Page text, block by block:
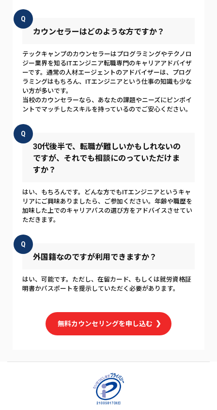
Q
カウンセラーはどのような方ですか？
テックキャンプのカウンセラーはプログラミングやテクノロ
ジー業界を知るITエンジニア転職専門のキャリアアドバイザ
ーです。通常の人材エージェントのアドバイザーは、プログ
ラミングはもちろん、ITエンジニアという仕事の知識も少な
い方が多いです。
当校のカウンセラーなら、あなたの課題やニーズにピンポイ
ントでマッチしたスキルを持っているのでご安心ください。
Q
30代後半で、転職が難しいかもしれないの
ですが、それでも相談にのっていただけま
すか？
はい、もちろんです。どんな方でもITエンジニアというキャ
リアにご興味ありましたら、ご参加ください。年齢や職歴を
加味した上でのキャリアパスの選び方をアドバイスさせてい
ただきます。
Q
外国籍なのですが利用できますか？
はい、可能です。ただし、在留カード、もしくは就労資格証
明書かパスポートを提示していただく必要があります。
無料カウンセリングを申し込む